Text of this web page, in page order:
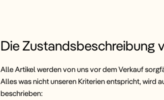
Die Zustandsbeschreibung
Alle Artikel werden von uns vor dem Verkauf
Alles was nicht unseren Kriterien entspricht, wird
beschrieben: